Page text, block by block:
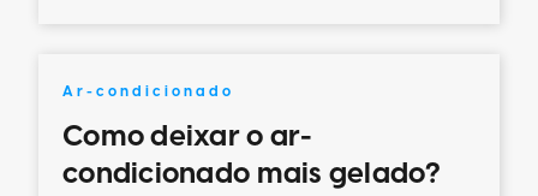
Ar-condicionado
Como deixar o ar-
condicionado mais gelado?